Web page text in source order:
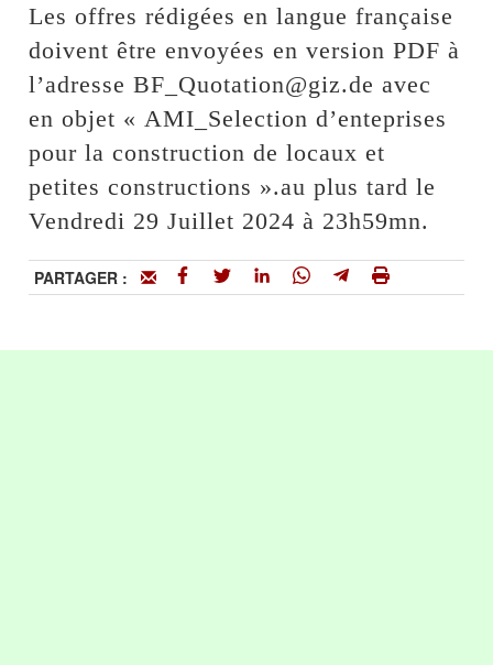
Les offres rédigées en langue française
doivent être envoyées en version PDF à
l’adresse BF_Quotation@giz.de avec
en objet « AMI_Selection d’enteprises
pour la construction de locaux et
petites constructions ».au plus tard le
Vendredi 29 Juillet 2024 à 23h59mn.
PARTAGER :